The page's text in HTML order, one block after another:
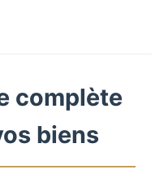
complète
biens